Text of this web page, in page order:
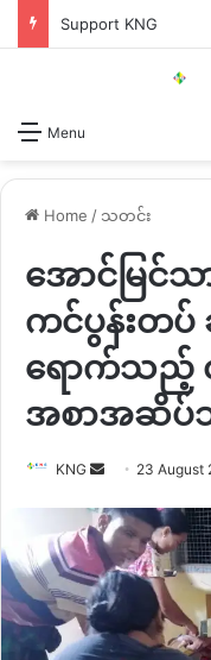
Support KNG
Menu
Home / သတင်း
အောင်မြင်
ကင်ပွန်းတ
ရောက်သည့် လူ
အစာအဆိပ်သ
KNG
Send
email
23 August